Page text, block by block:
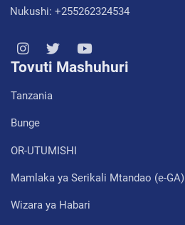
Nukushi: +255262324534
Tovuti Mashuhuri
Tanzania
Bunge
OR-UTUMISHI
Mamlaka ya Serikali Mtandao (e-GA)
Wizara ya Habari